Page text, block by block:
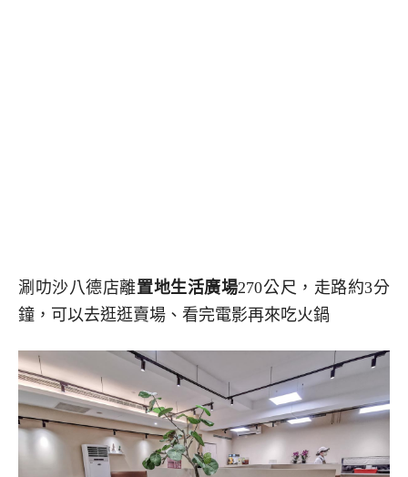
涮叻沙八德店離置地生活廣場270公尺，走路約3分
鐘，可以去逛逛賣場、看完電影再來吃火鍋